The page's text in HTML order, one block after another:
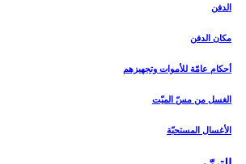
الدفن
مكان الدفن
أحكام عامّة للأموات وتجهيزهم
الغسل من مسّ الميّت‏
الأغسال المستحبّة